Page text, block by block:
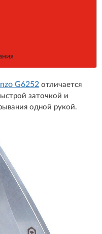
G6252 отличается
заточкой и
одной рукой.